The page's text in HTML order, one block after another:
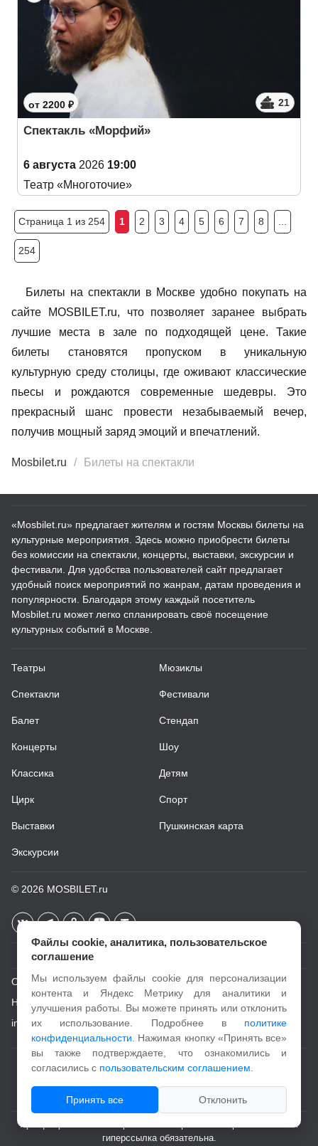
от 2200 ₽ 21
Спектакль «Морфий»
6 августа 2026 19:00
Театр «Многоточие»
Страница 1 из 254 1 2 3 4 5 6 7 8
254
Билеты на спектакли в Москве удобно покупать на
сайте MOSBILET.ru, что позволяет заранее выбрать
лучшие места в зале по подходящей цене. Такие
билеты становятся пропуском в уникальную
культурную среду столицы, где оживают классические
пьесы и рождаются современные шедевры. Это
прекрасный шанс провести незабываемый вечер,
получив мощный заряд эмоций и впечатлений.
Mosbilet.ru Билеты на спектакли
«Mosbilet.ru» предлагает жителям и гостям Москвы билеты на
культурные мероприятия. Здесь можно приобрести билеты
без комиссии на спектакли, концерты, выставки, экскурсии и
фестивали. Для удобства пользователей сайт предлагает
удобный поиск мероприятий по жанрам, датам проведения и
популярности. Благодаря этому каждый посетитель
Mosbilet.ru может легко спланировать своё посещение
культурных событий в Москве.
Театры
Спектакли
Балет
Концерты
Классика
Цирк
Выставки
Экскурсии
Мюзиклы
Фестивали
Стендап
Шоу
Детям
Спорт
Пушкинская карта
© 2026 MOSBILET.ru
О проекте
Новости
info@mosbilet.ru
Пользовательское соглашение
Политика конфиденциальности
При цитировании и копировании материалов с портала активная
гиперссылка обязательна.
Файлы cookie, аналитика, пользовательское
соглашение
Мы используем файлы cookie для персонализации
контента и Яндекс Метрику для аналитики и
улучшения работы. Вы можете принять или отклонить
их использование. Подробнее в политике
конфиденциальности . Нажимая кнопку «Принять все»
вы также подтверждаете, что ознакомились и
согласились с пользовательским соглашением
Принять все Отклонить